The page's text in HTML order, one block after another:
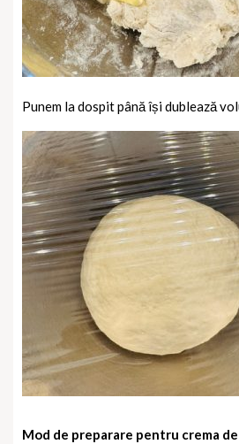
Punem la dospit până își dublează
Mod de preparare pentru crema